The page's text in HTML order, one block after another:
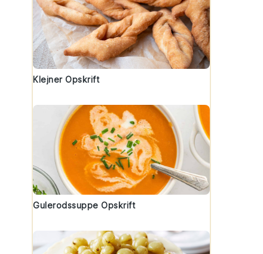
Klejner Opskrift
Gulerodssuppe Opskrift